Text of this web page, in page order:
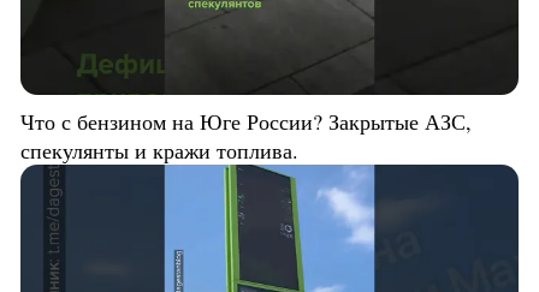
Что с бензином на Юге России? Закрытые АЗС,
спекулянты и кражи топлива.